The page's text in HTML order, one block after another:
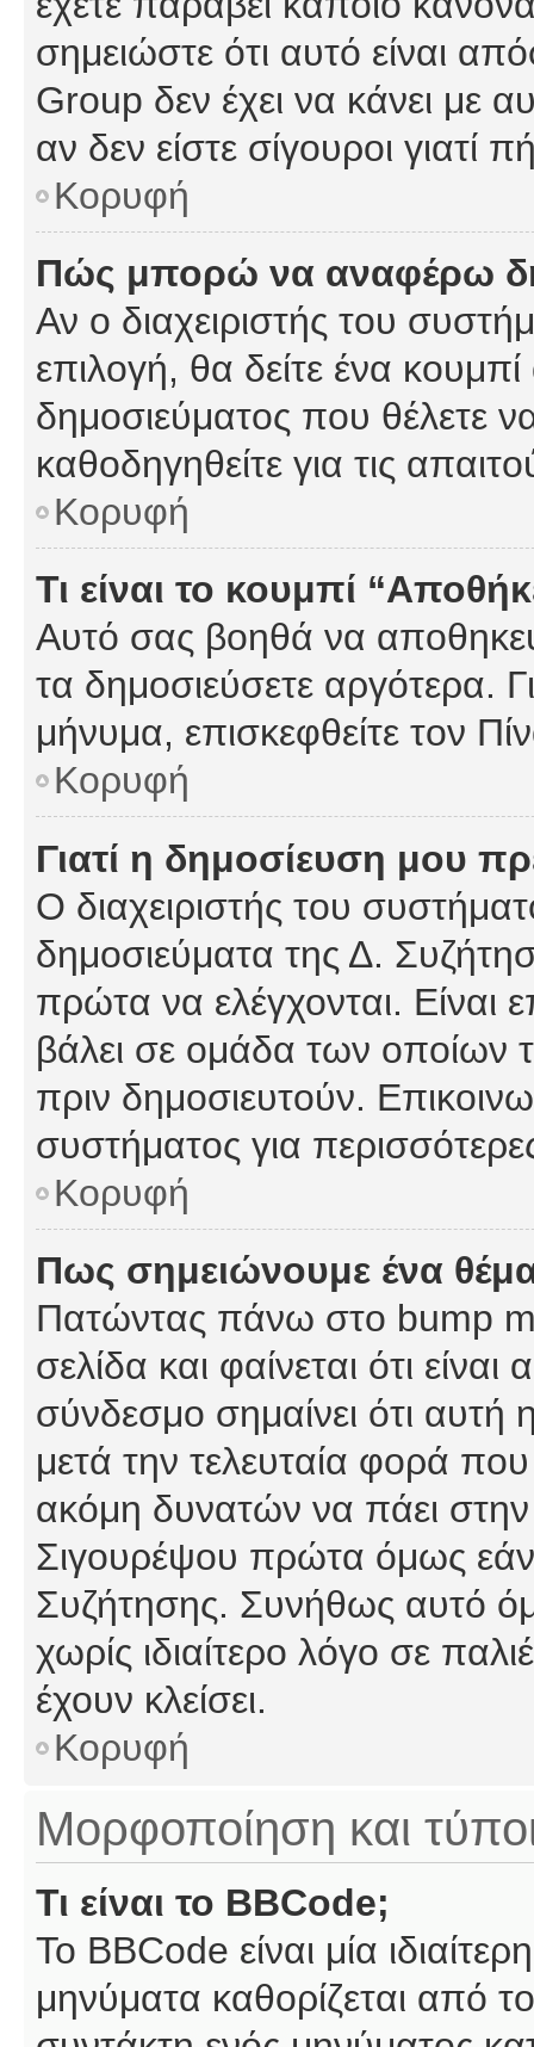
σημειώστε ότι αυτό είναι
Group δεν έχει να κάνει με
αν δεν είστε σίγουροι γιατί
Κορυφή
Πώς μπορώ να αναφέρω
Αν ο διαχειριστής του
επιλογή, θα δείτε ένα
δημοσιεύματος που θέλετε
καθοδηγηθείτε για τις
Κορυφή
Τι είναι το κουμπί
Αυτό σας βοηθά να
τα δημοσιεύσετε αργότερα.
μήνυμα, επισκεφθείτε τον
Κορυφή
Γιατί η δημοσίευση μου
Ο διαχειριστής του
δημοσιεύματα της Δ.
πρώτα να ελέγχονται. Είναι
βάλει σε ομάδα των οποίων
πριν δημοσιευτούν.
συστήματος για
Κορυφή
Πως σημειώνουμε ένα
Πατώντας πάνω στο bump
σελίδα και φαίνεται ότι
σύνδεσμο σημαίνει ότι αυτή
μετά την τελευταία φορά που
ακόμη δυνατών να πάει
Σιγουρέψου πρώτα όμως εάν
Συζήτησης. Συνήθως αυτό
χωρίς ιδιαίτερο λόγο σε
έχουν κλείσει.
Κορυφή
Μορφοποίηση και
Τι είναι το BBCode;
Το BBCode είναι μία
μηνύματα καθορίζεται από